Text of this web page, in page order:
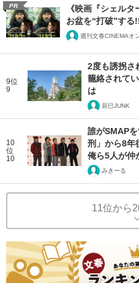
PR
《映画『シェル
お盆を“打破”する
週刊文春CINEMAオ
9位
9
2度も誘拐さ
籠絡されて
は
辰巳JUNK
10
位
10
誰がSMAP
刑」から8年
俺ら5人が仲
みきーる
11位から